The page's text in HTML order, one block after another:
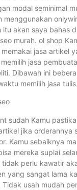
modal seminimal
menggunakan
itu akan saya bahas
murah. ol shop
jasa artikel
jasa
Dibawah ini
memilih jasa
sudah Kamu
jika orderannya
Kamu sebaiknya
mereka suplai
perlu kawatir
yang sangat lama
usah mudah